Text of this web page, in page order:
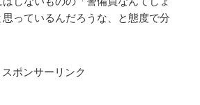
っているんだろうな、と態度で分
スポンサーリンク